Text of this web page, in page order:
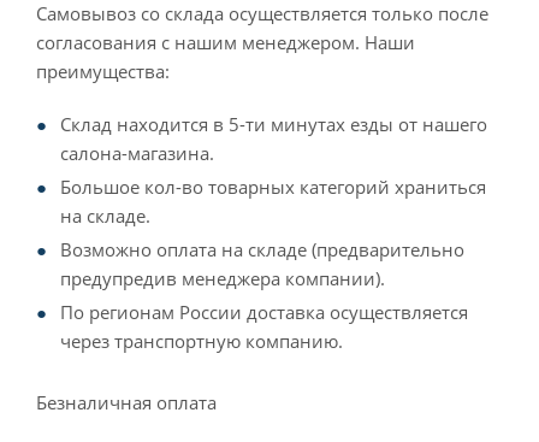
Самовывоз со склада осуществляется только после
согласования с нашим менеджером. Наши
преимущества:
Склад находится в 5-ти минутах езды от нашего
салона-магазина.
Большое кол-во товарных категорий храниться
на складе.
Возможно оплата на складе (предварительно
предупредив менеджера компании).
По регионам России доставка осуществляется
через транспортную компанию.
Безналичная оплата